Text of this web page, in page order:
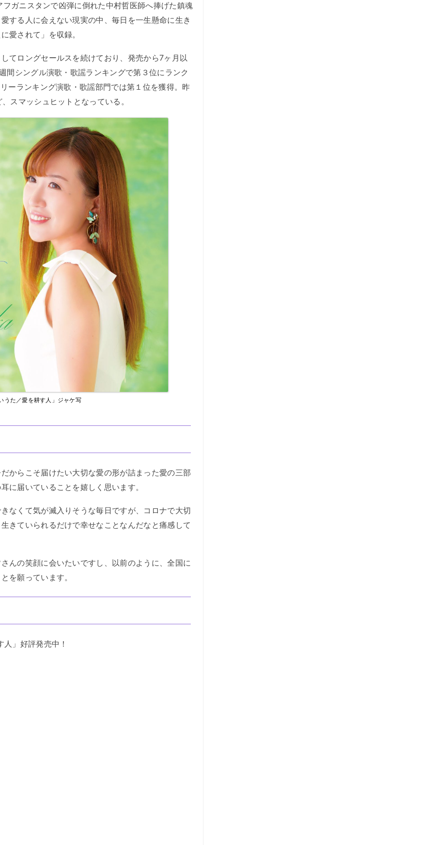
ガニスタンで凶弾に倒れた中村哲医師へ捧げた鎮魂
する人に会えない現実の中、毎日を一生懸命に生き
愛されて」を収録。
てロングセールスを続けており、発売から7ヶ月以
間シングル演歌・歌謡ランキングで第３位にランク
ーランキング演歌・歌謡部門では第１位を獲得。昨
スマッシュヒットとなっている。
うた／愛を耕す人」ジャケ写
らこそ届けたい大切な愛の形が詰まった愛の三部
に届いていることを嬉しく思います。
くて気が滅入りそうな毎日ですが、コロナで大切
きていられるだけで幸せなことなんだなと痛感して
の笑顔に会いたいですし、以前のように、全国に
を願っています。
」好評発売中！